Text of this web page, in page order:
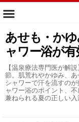
あせも・か
ャワー浴が有
【温泉療法専門医が解
節。肌荒れやかゆみ、
シャワーで汗を流すの
ャワー浴のポイント、
兼ねられる夏の正しい入